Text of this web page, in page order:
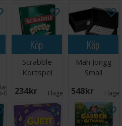
in:
09-30
Köp
Scrabble
Kortspel
234 SEK I lager: 2
Köp
Mah Jongg
Small
548 SEK I